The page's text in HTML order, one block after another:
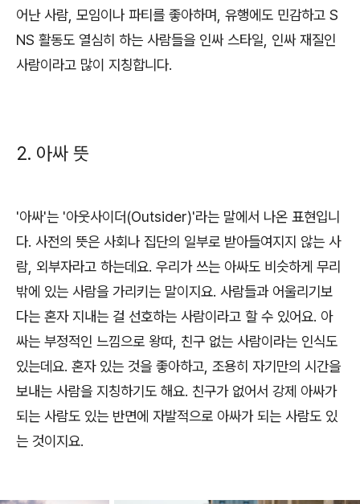
어난 사람, 모임이나 파티를 좋아하며, 유행에도 민감하고 S
NS 활동도 열심히 하는 사람들을 인싸 스타일, 인싸 재질인
사람이라고 많이 지칭합니다.
2. 아싸 뜻
'아싸'는 '아웃사이더(Outsider)'라는 말에서 나온 표현입니
다. 사전의 뜻은 사회나 집단의 일부로 받아들여지지 않는 사
람, 외부자라고 하는데요. 우리가 쓰는 아싸도 비슷하게 무리
밖에 있는 사람을 가리키는 말이지요. 사람들과 어울리기보
다는 혼자 지내는 걸 선호하는 사람이라고 할 수 있어요. 아
싸는 부정적인 느낌으로 왕따, 친구 없는 사람이라는 인식도
있는데요. 혼자 있는 것을 좋아하고, 조용히 자기만의 시간을
보내는 사람을 지칭하기도 해요. 친구가 없어서 강제 아싸가
되는 사람도 있는 반면에 자발적으로 아싸가 되는 사람도 있
는 것이지요.